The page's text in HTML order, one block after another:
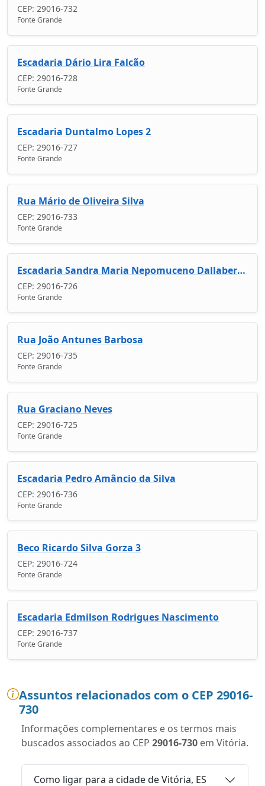
CEP: 29016-732
Fonte Grande
Escadaria Dário Lira Falcão
CEP: 29016-728
Fonte Grande
Escadaria Duntalmo Lopes 2
CEP: 29016-727
Fonte Grande
Rua Mário de Oliveira Silva
CEP: 29016-733
Fonte Grande
Escadaria Sandra Maria Nepomuceno Dallabernardina
CEP: 29016-726
Fonte Grande
Rua João Antunes Barbosa
CEP: 29016-735
Fonte Grande
Rua Graciano Neves
CEP: 29016-725
Fonte Grande
Escadaria Pedro Amâncio da Silva
CEP: 29016-736
Fonte Grande
Beco Ricardo Silva Gorza 3
CEP: 29016-724
Fonte Grande
Escadaria Edmilson Rodrigues Nascimento
CEP: 29016-737
Fonte Grande
Assuntos relacionados com o CEP 29016-
730
Informações complementares e os termos mais
buscados associados ao CEP 29016-730 em Vitória.
Como ligar para a cidade de Vitória, ES